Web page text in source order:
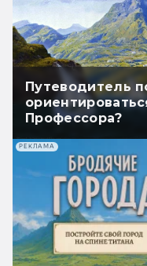
Путеводитель
Профессора?
РЕКЛАМА